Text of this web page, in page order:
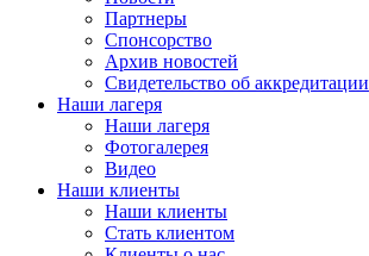
Партнеры
Спонсорство
Архив новостей
Свидетельство об аккредитации
Наши лагеря
Наши лагеря
Фотогалерея
Видео
Наши клиенты
Наши клиенты
Стать клиентом